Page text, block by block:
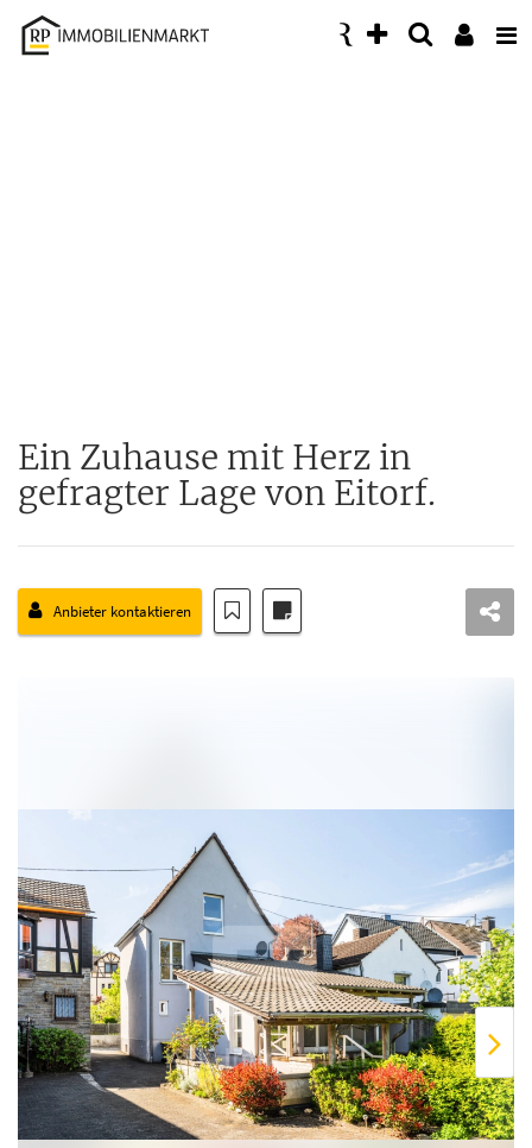
Accessibility
Modus
Ein Zuhause mit Herz in
gefragter Lage von Eitorf.
Anbieter kontaktieren